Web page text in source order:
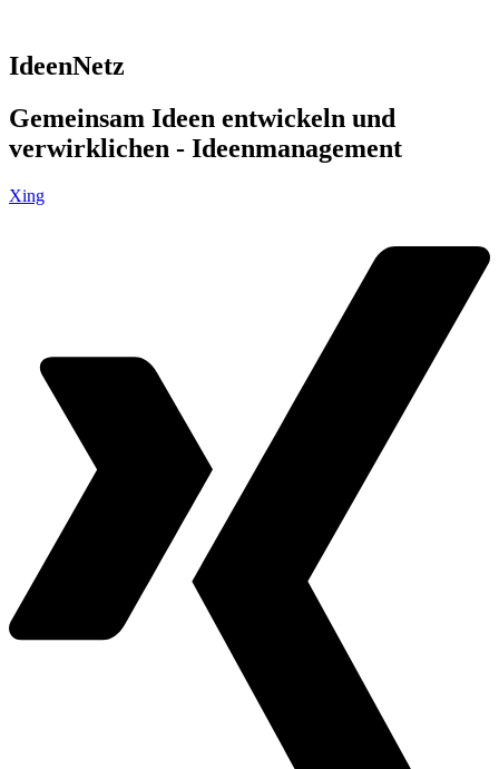
IdeenNetz
Gemeinsam Ideen entwickeln und
verwirklichen - Ideenmanagement
Xing